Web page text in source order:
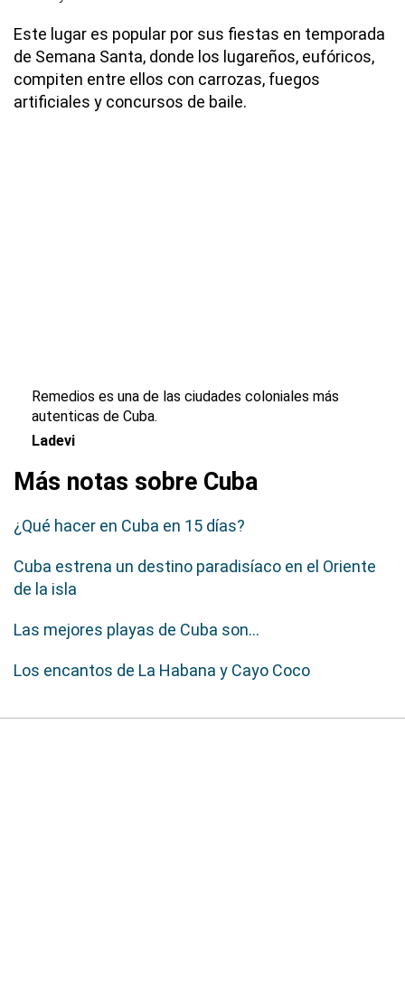
Este lugar es popular por sus fiestas en temporada
de Semana Santa, donde los lugareños, eufóricos,
compiten entre ellos con carrozas, fuegos
artificiales y concursos de baile.
Remedios es una de las ciudades coloniales más
autenticas de Cuba.
Ladevi
Más notas sobre Cuba
¿Qué hacer en Cuba en 15 días?
Cuba estrena un destino paradisíaco en el Oriente
de la isla
Las mejores playas de Cuba son...
Los encantos de La Habana y Cayo Coco